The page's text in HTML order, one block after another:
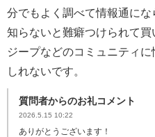
分でもよく調べて情報通にな
知らないと難癖つけられて買
ジープなどのコミュニティ
しれないです。
質問者からのお礼コメント
2026.5.15 10:22
ありがとうございます！